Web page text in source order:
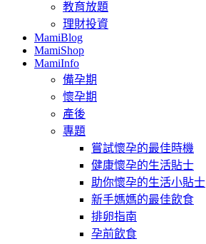
教育放題
理財投資
MamiBlog
MamiShop
MamiInfo
備孕期
懷孕期
產後
專題
嘗試懷孕的最佳時機
健康懷孕的生活貼士
助你懷孕的生活小貼士
新手媽媽的最佳飲食
排卵指南
孕前飲食